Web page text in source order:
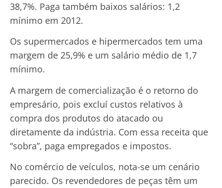
38,7%. Paga também baixos salários: 1,2
mínimo em 2012.
Os supermercados e hipermercados tem uma
margem de 25,9% e um salário médio de 1,7
mínimo.
A margem de comercialização é o retorno do
empresário, pois excluí custos relativos à
compra dos produtos do atacado ou
diretamente da indústria. Com essa receita que
“sobra”, paga empregados e impostos.
No comércio de veículos, nota-se um cenário
parecido. Os revendedores de peças têm um